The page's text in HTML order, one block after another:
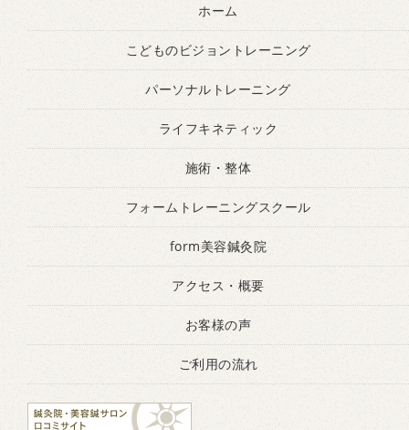
ホーム
こどものビジョントレーニング
パーソナルトレーニング
ライフキネティック
施術・整体
フォームトレーニングスクール
form美容鍼灸院
アクセス・概要
お客様の声
ご利用の流れ